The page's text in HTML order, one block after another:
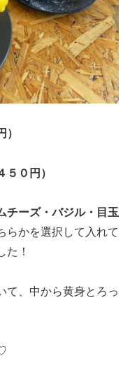
０円）
チーズ・バジル・目玉
らかを選択して入れて
た！
て、中から黄身とろっ